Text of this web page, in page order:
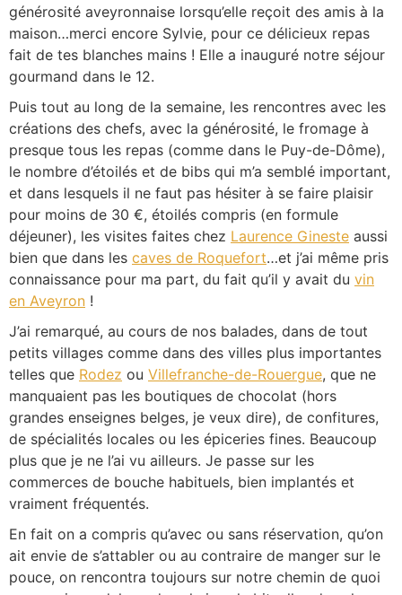
générosité aveyronnaise lorsqu’elle reçoit des amis à la
maison…merci encore Sylvie, pour ce délicieux repas
fait de tes blanches mains ! Elle a inauguré notre séjour
gourmand dans le 12.
Puis tout au long de la semaine, les rencontres avec les
créations des chefs, avec la générosité, le fromage à
presque tous les repas (comme dans le Puy-de-Dôme),
le nombre d’étoilés et de bibs qui m’a semblé important,
et dans lesquels il ne faut pas hésiter à se faire plaisir
pour moins de 30 €, étoilés compris (en formule
déjeuner), les visites faites chez Laurence Gineste aussi
bien que dans les caves de Roquefort…et j’ai même pris
connaissance pour ma part, du fait qu’il y avait du vin
en Aveyron !
J’ai remarqué, au cours de nos balades, dans de tout
petits villages comme dans des villes plus importantes
telles que Rodez ou Villefranche-de-Rouergue, que ne
manquaient pas les boutiques de chocolat (hors
grandes enseignes belges, je veux dire), de confitures,
de spécialités locales ou les épiceries fines. Beaucoup
plus que je ne l’ai vu ailleurs. Je passe sur les
commerces de bouche habituels, bien implantés et
vraiment fréquentés.
En fait on a compris qu’avec ou sans réservation, qu’on
ait envie de s’attabler ou au contraire de manger sur le
pouce, on rencontra toujours sur notre chemin de quoi